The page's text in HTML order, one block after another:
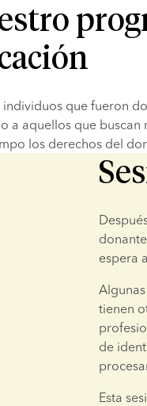
que fueron
a aquellos que buscan
los derechos del
espera
tienen
de
Esta